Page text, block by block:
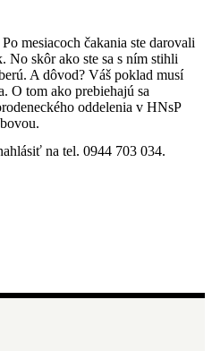
mesiacoch čakania ste darovali
No skôr ako ste sa s ním stihli
A dôvod? Váš poklad musí
O tom ako prebiehajú sa
oddelenia v HNsP
na tel. 0944 703 034.